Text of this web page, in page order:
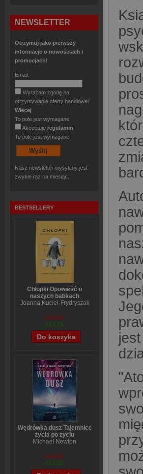
NEWSLETTER
Otrzymuj jako pierwszy
informacje o nowościach i
promocjach!
Email:
Wyrażam zgodę na
otrzymywanie oferty handlowej.
Więcej
To pole jest wymagane
Akceptuję regulamin
To pole jest wymagane
Nasz newsletter wysyłany jest
zwykle raz na miesiąc.
BESTSELLERY
Chłopki Opowieść o
naszych babkach
Joanna Kuciel-Frydryszak
€16,38
€13,15
Wędrówka dusz Tajemnice
życia po życiu
Michael Newton
€13,92
€11,18